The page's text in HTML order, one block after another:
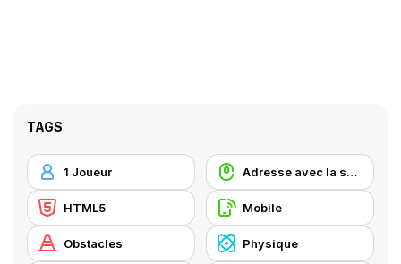
TAGS
1 Joueur Adresse avec la souris
HTML5 Mobile
Obstacles Physique